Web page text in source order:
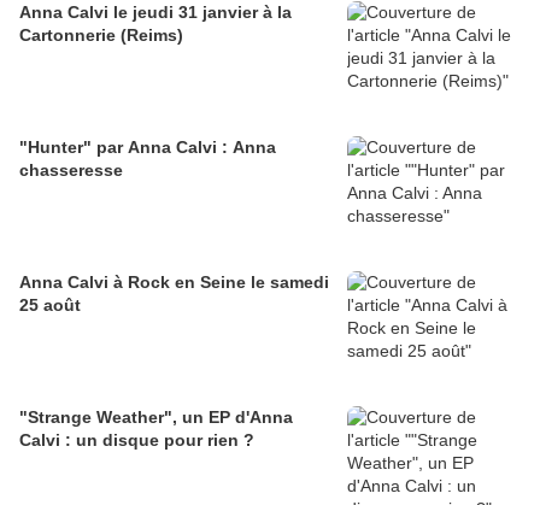
Anna Calvi le jeudi 31 janvier à la
Cartonnerie (Reims)
"Hunter" par Anna Calvi : Anna
chasseresse
Anna Calvi à Rock en Seine le samedi
25 août
"Strange Weather", un EP d'Anna
Calvi : un disque pour rien ?